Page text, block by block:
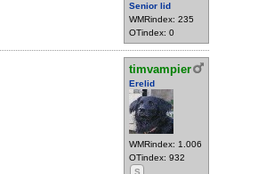
Senior lid
WMRindex: 235
OTindex: 0
timvampier
Erelid
WMRindex: 1.006
OTindex: 932
S